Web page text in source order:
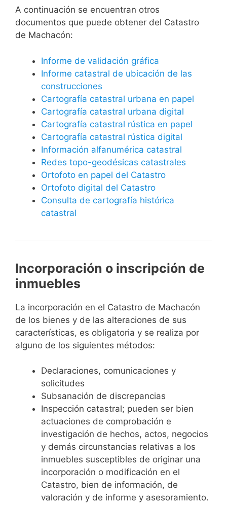
A continuación se encuentran otros
documentos que puede obtener del Catastro
de Machacón:
Informe de validación gráfica
Informe catastral de ubicación de las
construcciones
Cartografía catastral urbana en papel
Cartografía catastral urbana digital
Cartografía catastral rústica en papel
Cartografía catastral rústica digital
Información alfanumérica catastral
Redes topo-geodésicas catastrales
Ortofoto en papel del Catastro
Ortofoto digital del Catastro
Consulta de cartografía histórica
catastral
Incorporación o inscripción de
inmuebles
La incorporación en el Catastro de Machacón
de los bienes y de las alteraciones de sus
características, es obligatoria y se realiza por
alguno de los siguientes métodos:
Declaraciones, comunicaciones y
solicitudes
Subsanación de discrepancias
Inspección catastral; pueden ser bien
actuaciones de comprobación e
investigación de hechos, actos, negocios
y demás circunstancias relativas a los
inmuebles susceptibles de originar una
incorporación o modificación en el
Catastro, bien de información, de
valoración y de informe y asesoramiento.